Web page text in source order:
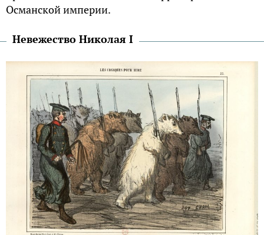
Османской империи.
Невежество Николая I